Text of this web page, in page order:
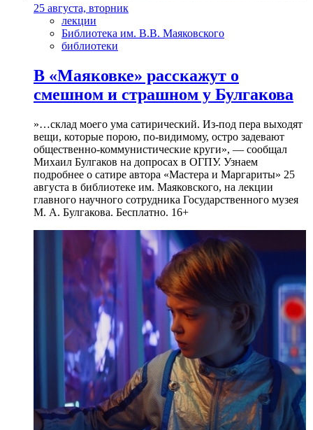
25 августа, вторник
лекции
Библиотека им. В.В. Маяковского
библиотеки
В «Маяковке» расскажут о
смешном и страшном у Булгакова
»…склад моего ума сатирический. Из-под пера выходят
вещи, которые порою, по-видимому, остро задевают
общественно-коммунистические круги», — сообщал
Михаил Булгаков на допросах в ОГПУ. Узнаем
подробнее о сатире автора «Мастера и Маргариты» 25
августа в библиотеке им. Маяковского, на лекции
главного научного сотрудника Государственного музея
М. А. Булгакова. Бесплатно. 16+